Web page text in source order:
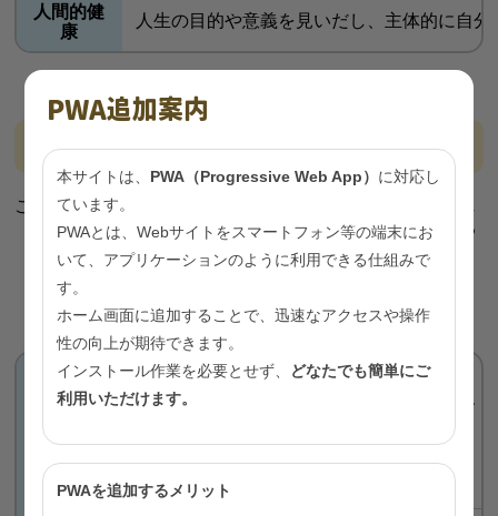
人間的健
康
人生の目的や意義を見いだし、主体的に自
こころの健康に大きく関わる休養
こころの健康を左右する要素として、心身の疲れを解消し
（休）、充実した生活を送るためのエネルギーを補給する
（養）＝「休養」が挙げられます。
「休養」＝ 受動的な「休」+ 能動的な「養」
休
「休む」こと。
仕事や活動によって生じた心身の疲労を回復し、
PWA追加案内
本サイトは、 PWA（Progressive Web App） に対応し
ています。
PWAとは、Webサイトをスマートフォン等の端末にお
いて、アプリケーションのように利用できる仕組みで
す。
ホーム画面に追加することで、迅速なアクセスや操作
性の向上が期待できます。
インストール作業を必要とせず、 どなたでも簡単にご
利用いただけます。
PWAを追加するメリット